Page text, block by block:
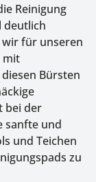
Reinigung
deutlich
für unseren
mit
Bürsten
bei der
sanfte und
und Teichen
zu